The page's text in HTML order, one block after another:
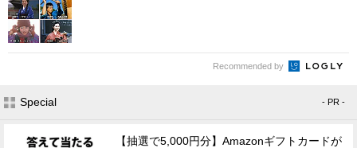
Recommended by
Special - PR -
【抽選で5,000円分】Amazonギフトカードが